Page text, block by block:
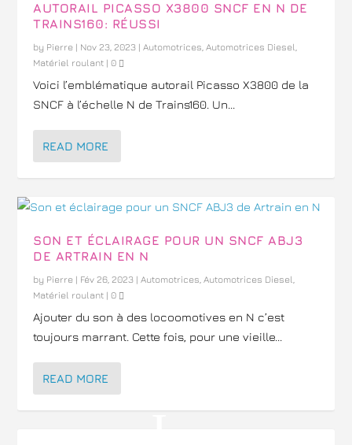
AUTORAIL PICASSO X3800 SNCF EN N DE
TRAINS160: RÉUSSI
by Pierre | Nov 23, 2023 |Automotrices,Automotrices Diesel,
Matériel roulant |0
Voici l’emblématique autorail Picasso X3800 de la
SNCF à l’échelle N de Trains160. Un...
READ MORE
SON ET ÉCLAIRAGE POUR UN SNCF ABJ3
DE ARTRAIN EN N
by Pierre | Fév 26, 2023 |Automotrices,Automotrices Diesel,
Matériel roulant |0
Ajouter du son à des locoomotives en N c’est
toujours marrant. Cette fois, pour une vieille...
READ MORE